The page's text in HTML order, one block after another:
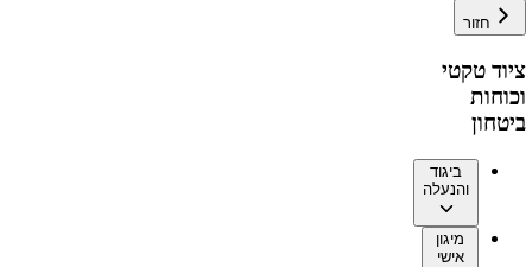
חזור
ציוד טקטי
וכוחות
ביטחון
ביגוד
והנעלה
מיגון
אישי